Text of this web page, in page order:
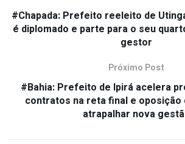
#Chapada: Prefeito reeleito de
é diplomado e parte para o seu
gestor
Próximo Post
#Bahia: Prefeito de Ipirá acelera
contratos na reta final e oposição
atrapalhar nova